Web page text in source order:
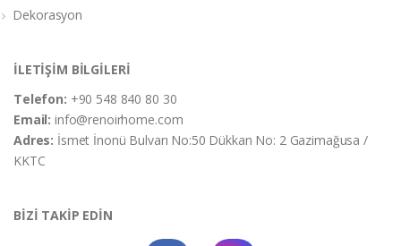
Dekorasyon
İLETİŞİM BİLGİLERİ
Telefon: +90 548 840 80 30
Email:info@renoirhome.com
Adres: İsmet İnonü Bulvarı No:50 Dükkan No: 2 Gazimağusa /
KKTC
BİZİ TAKİP EDİN